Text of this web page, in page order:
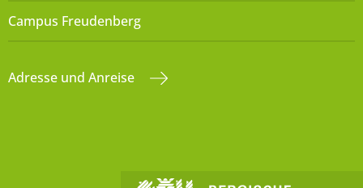
Campus Freudenberg
Adresse und Anreise